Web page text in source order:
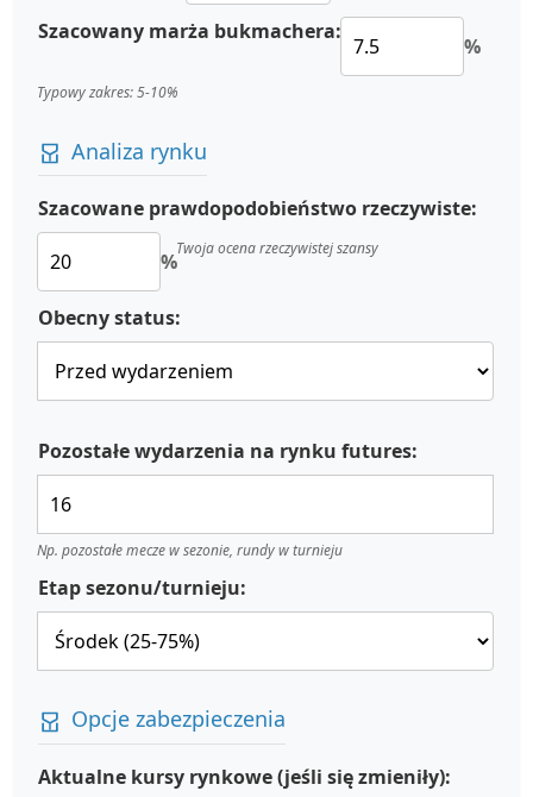
Szacowany marża bukmachera:
%
Typowy zakres: 5-10%
Analiza rynku
Szacowane prawdopodobieństwo rzeczywiste:
%
Twoja ocena rzeczywistej szansy
Obecny status:
Pozostałe wydarzenia na rynku futures:
Np. pozostałe mecze w sezonie, rundy w turnieju
Etap sezonu/turnieju:
Opcje zabezpieczenia
Aktualne kursy rynkowe (jeśli się zmieniły):